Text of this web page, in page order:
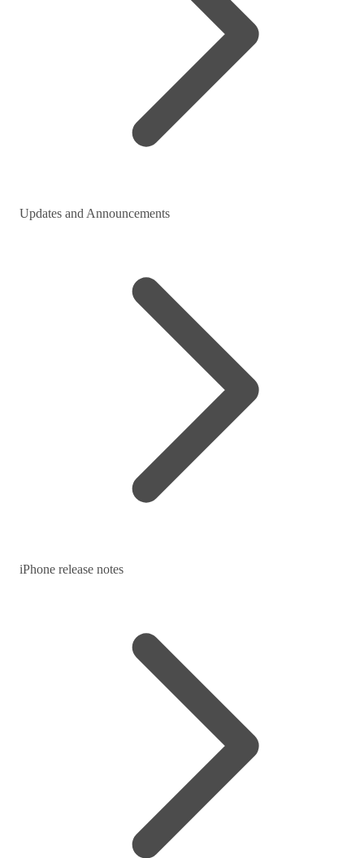
Updates and Announcements
iPhone release notes